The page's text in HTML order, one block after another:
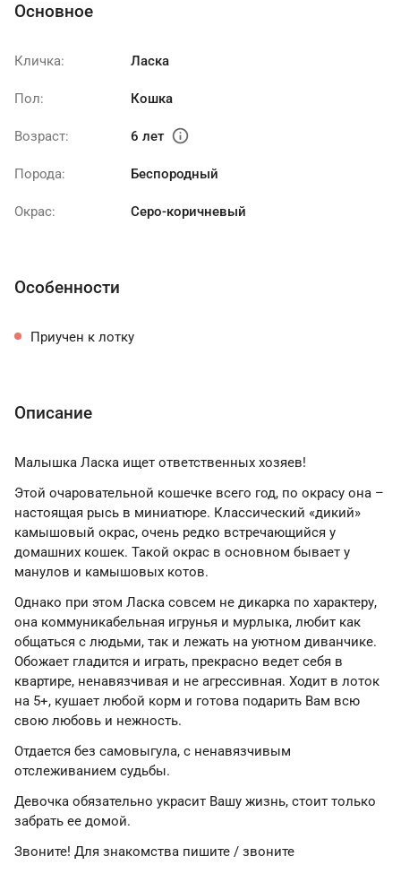
Основное
Кличка: Ласка
Пол: Кошка
Возраст: 6 лет info
Порода: Беспородный
Окрас: Серо-коричневый
Особенности
Приучен к лотку
Описание
Малышка Ласка ищет ответственных хозяев!
Этой очаровательной кошечке всего год, по окрасу она –
настоящая рысь в миниатюре. Классический «дикий»
камышовый окрас, очень редко встречающийся у
домашних кошек. Такой окрас в основном бывает у
манулов и камышовых котов.
Однако при этом Ласка совсем не дикарка по характеру,
она коммуникабельная игрунья и мурлыка, любит как
общаться с людьми, так и лежать на уютном диванчике.
Обожает гладится и играть, прекрасно ведет себя в
квартире, ненавязчивая и не агрессивная. Ходит в лоток
на 5+, кушает любой корм и готова подарить Вам всю
свою любовь и нежность.
Отдается без самовыгула, с ненавязчивым
отслеживанием судьбы.
Девочка обязательно украсит Вашу жизнь, стоит только
забрать ее домой.
Звоните! Для знакомства пишите / звоните